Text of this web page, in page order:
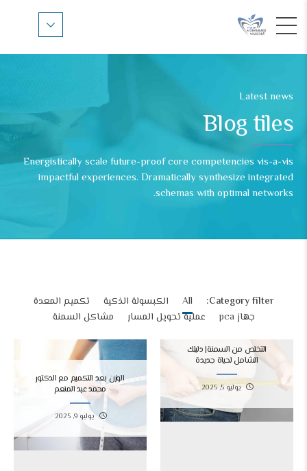
Latest news
Blog tiles
Energistically scale future-proof core competencies vis-a-vis
impactful experiences. Dramatically synthesize integrated
schemas with optimal networks.
Category filter:
All الكبسولة الذكية
تكميم المعدة
جهاز pca
عملية تحويل المسار مشاكل السمنة
الوزن بعد التكميم مع الدكتور
محمد عبد المنعم
يوليو 9, 2025
التخلص من السمنة| دليلك
الشامل لحياة جديدة
يوليو 5, 2025